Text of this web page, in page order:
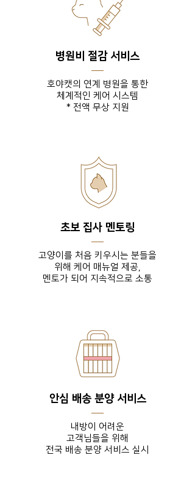
병원비 절감 서비스
호야캣의 연계 병원을 통한
체계적인 케어 시스템
* 전액 무상 지원
초보 집사 멘토링
고양이를 처음 키우시는 분들을
위해 케어 매뉴얼 제공,
​멘토가 되어 지속적으로 소통
안심 배송 분양 서비스
내방이 어려운
고객님들을 위해
전국 배송 분양 서비스 실시